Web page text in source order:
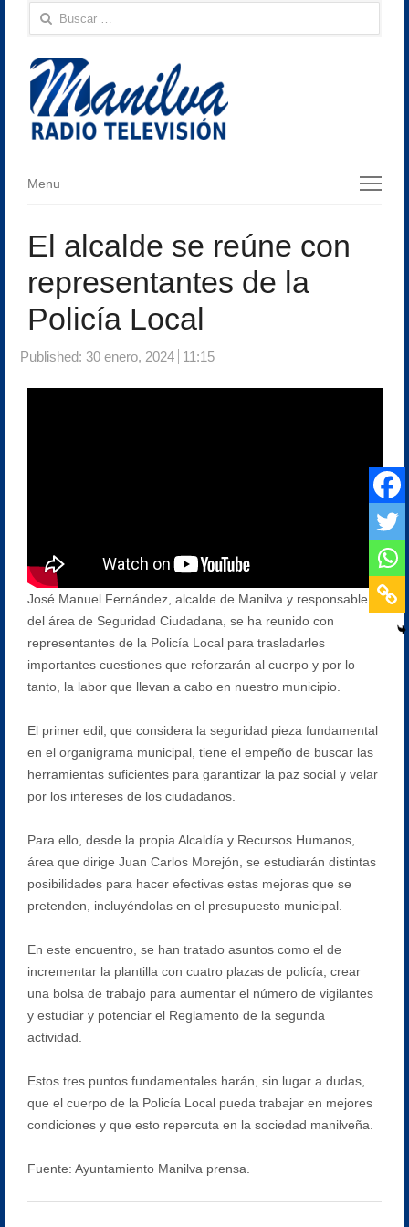
Buscar:
Menu
Menu
El alcalde se reúne con
representantes de la
Policía Local
Published: 30 enero, 2024 11:15
José Manuel Fernández, alcalde de Manilva y responsable
del área de Seguridad Ciudadana, se ha reunido con
representantes de la Policía Local para trasladarles
importantes cuestiones que reforzarán al cuerpo y por lo
tanto, la labor que llevan a cabo en nuestro municipio.
El primer edil, que considera la seguridad pieza fundamental
en el organigrama municipal, tiene el empeño de buscar las
herramientas suficientes para garantizar la paz social y velar
por los intereses de los ciudadanos.
Para ello, desde la propia Alcaldía y Recursos Humanos,
área que dirige Juan Carlos Morejón, se estudiarán distintas
posibilidades para hacer efectivas estas mejoras que se
pretenden, incluyéndolas en el presupuesto municipal.
En este encuentro, se han tratado asuntos como el de
incrementar la plantilla con cuatro plazas de policía; crear
una bolsa de trabajo para aumentar el número de vigilantes
y estudiar y potenciar el Reglamento de la segunda
actividad.
Estos tres puntos fundamentales harán, sin lugar a dudas,
que el cuerpo de la Policía Local pueda trabajar en mejores
condiciones y que esto repercuta en la sociedad manilveña.
Fuente: Ayuntamiento Manilva prensa.